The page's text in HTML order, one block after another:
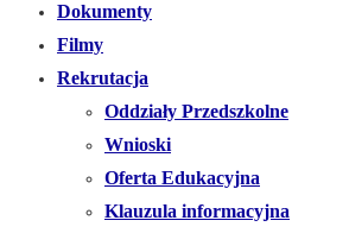
Dokumenty
Filmy
Rekrutacja
Oddziały Przedszkolne
Wnioski
Oferta Edukacyjna
Klauzula informacyjna